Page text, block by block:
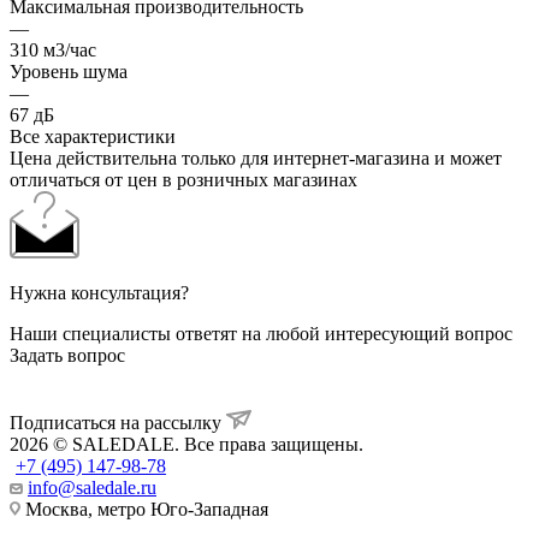
Максимальная производительность
—
310 м3/час
Уровень шума
—
67 дБ
Все характеристики
Цена действительна только для интернет-магазина и может
отличаться от цен в розничных магазинах
Нужна консультация?
Наши специалисты ответят на любой интересующий вопрос
Задать вопрос
Подписаться на рассылку
2026 © SALEDALE. Все права защищены.
+7 (495) 147-98-78
info@saledale.ru
Москва, метро Юго-Западная